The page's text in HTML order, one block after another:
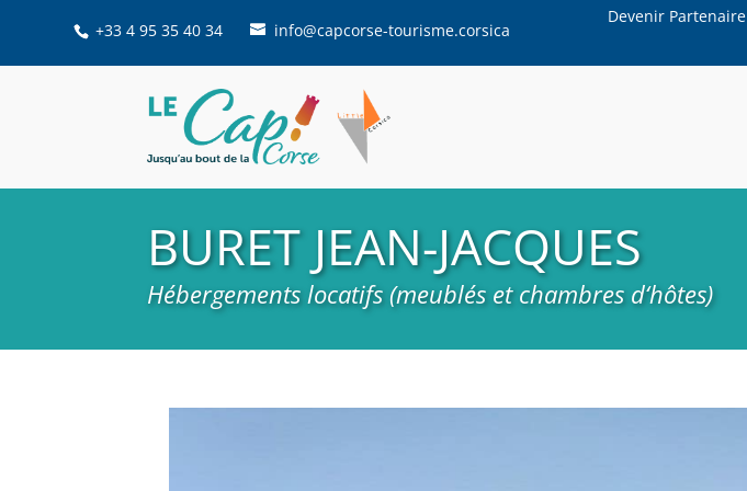
+33 4 95 35 40 34 info@capcorse-tourisme.corsica
Devenir Partenaire
BURET JEAN-JACQUES
Hébergements locatifs (meublés et chambres d‘hôtes)